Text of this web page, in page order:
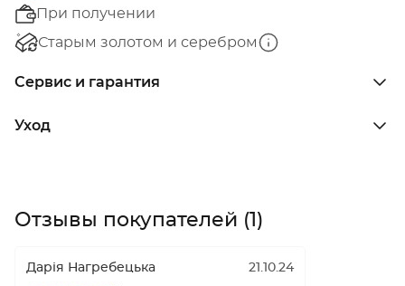
При получении
Старым золотом и серебром
Сервис и гарантия
Уход
Отзывы покупателей (1)
Дарія Нагребецька 21.10.24